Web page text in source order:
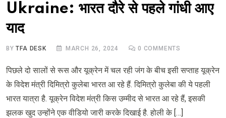
Ukraine: भारत दौरे से पहले गांधी आए
याद
BYTFA DESK MARCH 26, 2024 0 COMMENTS
पिछले दो सालों से रूस और यूक्रेन में चल रही जंग के बीच इसी सप्ताह यूक्रेन
के विदेश मंत्री दिमित्रो कुलेबा भारत आ रहे हैं. दिमित्रो कुलेबा की ये पहली
भारत यात्रा है. यूक्रेन विदेश मंत्री किस उम्मीद से भारत आ रहे हैं, इसकी
झलक खुद उन्होंने एक वीडियो जारी करके दिखाई है. होली के […]